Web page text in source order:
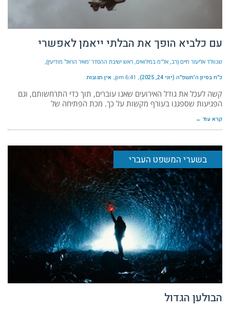
עם כלביא הופך את הבלתי ייאמן לאפשרי
שנוולד אליעזר חיים (רב, אל"מ במילואים, ראש ישיבת ההסדר 'מאיר הראל' מודיעין)
כ״ח בסיון ה׳תשפ״ה (יוני 24, 2025) 6:41 pm אין תגובות
קשה לעכל את גודל האירועים שאנו עוברים, תוך כדי התרחשותם, וגם
הפגיעות שספגנו בעורף מקשות על כך. מכת הפתיחה של
קרא עוד ←
בשערי המשפט העברי
הבולען הגדול